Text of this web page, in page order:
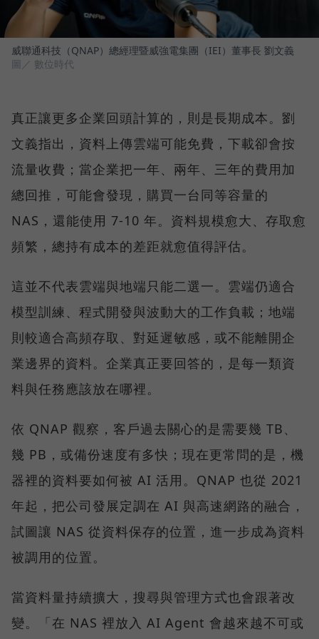
威聯通科技（QNAP）總經理暨威強電集團（IEI）董事長 劉文義
圖／ 數位時代
真正讓更多企業回頭計算的，則是長期成本。劉
文義指出，資料上傳雲端可能免費，下載卻會按
流量收費；當企業把一年、兩年、三年的費用加
總回推，可能會發現，購買一台同等容量的
NAS，還能使用 7-10 年。資料規模愈大、存取愈
頻繁，總持有成本的差距就愈值得評估。
這並不代表雲端與地端只能二選一。雲端仍適合
模型訓練、程式開發與波動大的工作負載；地端
則較適合高頻存取、對延遲敏感，或不能離開企
業邊界的資料。企業真正要回答的，是每一類資
料與任務應該放在哪裡。
依 QNAP 觀察，客戶過去關心的是需要幾 TB、
幾 PB，或備份速度有多快；現在更常問的是，機
器裡的資料要如何被 AI 活用。QNAP 也從 2021
年起，把公司發展定調在 AI 與高速網路的融合，
試圖讓 NAS 從資料保存的位置，進一步成為資料
被調用的位置。
當資料量持續擴大，搜尋與管理方式也會跟著改
變。「在 NAS 裡放入 AI Agent 會越來越不可或